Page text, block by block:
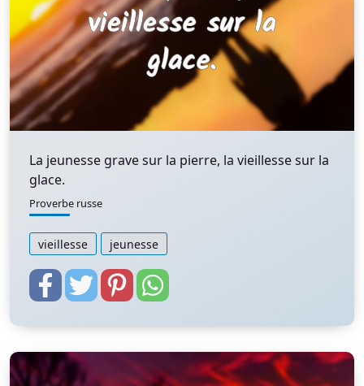
La jeunesse grave sur la pierre, la vieillesse sur la
glace.
Proverbe russe
vieillesse jeunesse